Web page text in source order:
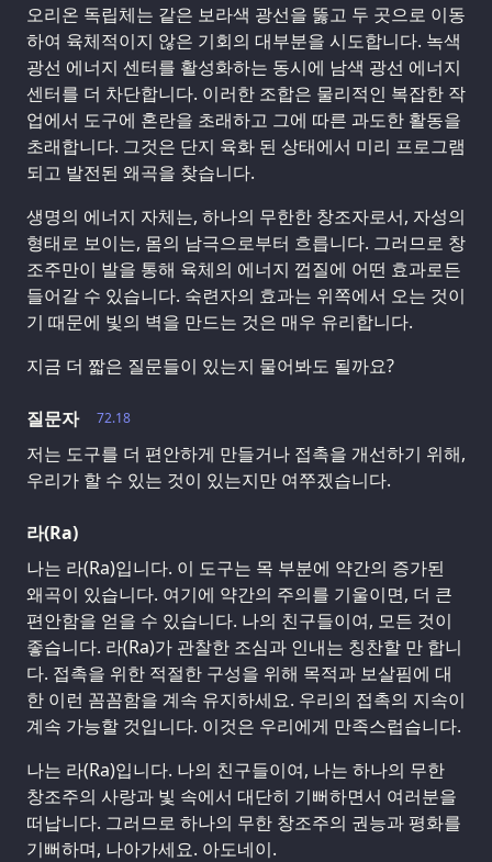
오리온 독립체는 같은 보라색 광선을 뚫고 두 곳으로 이동
하여 육체적이지 않은 기회의 대부분을 시도합니다. 녹색
광선 에너지 센터를 활성화하는 동시에 남색 광선 에너지
센터를 더 차단합니다. 이러한 조합은 물리적인 복잡한 작
업에서 도구에 혼란을 초래하고 그에 따른 과도한 활동을
초래합니다. 그것은 단지 육화 된 상태에서 미리 프로그램
되고 발전된 왜곡을 찾습니다.
생명의 에너지 자체는, 하나의 무한한 창조자로서, 자성의
형태로 보이는, 몸의 남극으로부터 흐릅니다. 그러므로 창
조주만이 발을 통해 육체의 에너지 껍질에 어떤 효과로든
들어갈 수 있습니다. 숙련자의 효과는 위쪽에서 오는 것이
기 때문에 빛의 벽을 만드는 것은 매우 유리합니다.
지금 더 짧은 질문들이 있는지 물어봐도 될까요?
72.18
질문자
저는 도구를 더 편안하게 만들거나 접촉을 개선하기 위해,
우리가 할 수 있는 것이 있는지만 여쭈겠습니다.
라(Ra)
나는 라(Ra)입니다. 이 도구는 목 부분에 약간의 증가된
왜곡이 있습니다. 여기에 약간의 주의를 기울이면, 더 큰
편안함을 얻을 수 있습니다. 나의 친구들이여, 모든 것이
좋습니다. 라(Ra)가 관찰한 조심과 인내는 칭찬할 만 합니
다. 접촉을 위한 적절한 구성을 위해 목적과 보살핌에 대
한 이런 꼼꼼함을 계속 유지하세요. 우리의 접촉의 지속이
계속 가능할 것입니다. 이것은 우리에게 만족스럽습니다.
나는 라(Ra)입니다. 나의 친구들이여, 나는 하나의 무한
창조주의 사랑과 빛 속에서 대단히 기뻐하면서 여러분을
떠납니다. 그러므로 하나의 무한 창조주의 권능과 평화를
기뻐하며, 나아가세요. 아도네이.